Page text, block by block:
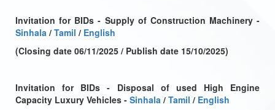
Invitation for BIDs - Supply of Construction Machinery -
Sinhala / Tamil / English
(Closing date 06/11/2025 / Publish date 15/10/2025)
Invitation for BIDs - Disposal of used High Engine
Capacity Luxury Vehicles - Sinhala / Tamil / English